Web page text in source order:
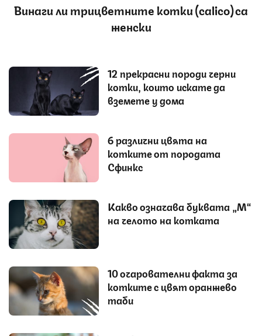
Винаги ли трицветните котки (calico) са
женски
12 прекрасни породи черни
котки, които искате да
вземете у дома
6 различни цвята на
котките от породата
Сфинкс
Какво означава буквата „М“
на челото на котката
10 очарователни факта за
котките с цвят оранжево
таби